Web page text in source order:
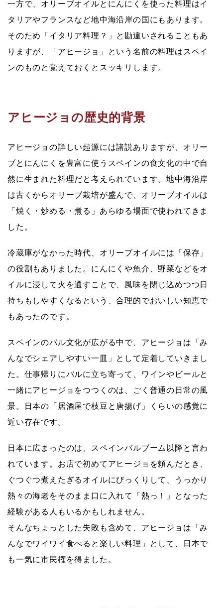
一方で、オリーブオイルとにんにくを使った料理はイ
タリアやフランスなど地中海沿岸の国にもあります。
そのため「イタリア料理？」と勘違いされることもあ
りますが、
「アヒージョ」という名前の料理はスペイ
ンのものと覚えておくとスッキリします。
アヒージョの歴史的背景
アヒージョの詳しい起源には諸説ありますが、 オリー
ブとにんにくを豊富に使うスペインの食文化の中で自
然に生まれた料理だと考えられています。地中海沿岸
は古くからオリーブ栽培が盛んで、オリーブオイルは
「焼く・炒める・煮る」あらゆる場面で使われてきま
した。
冷蔵庫がなかった時代、オリーブオイルには「保存」
の役割もありました。にんにくや魚介、野菜などをオ
イルに浸して火を通すことで、風味を閉じ込めつつ日
持ちもしやすくなるという、合理的でおいしい知恵で
もあったのです。
スペインのバル文化が広がる中で、アヒージョは 「み
んなでシェアしやすい一皿」 として定着していきまし
た。仕事帰りにバルに立ち寄って、ワインやビールと
一緒にアヒージョをつつくのは、ごく普通の日常の風
景。日本の「居酒屋で枝豆と唐揚げ」くらいの感覚に
近い存在です。
日本に広まったのは、スペインバルブーム以降と言わ
れています。お店で初めてアヒージョを頼んだとき、
ぐつぐつ煮えたぎるオイルにびっくりして、うっかり
熱々の海老をそのまま口に入れて「熱っ！」となった
経験がある人もいるかもしれません。
そんなちょっとした失敗も含めて、アヒージョは 「み
んなでワイワイ食べると楽しい料理」
として、日本で
も一気に市民権を得ました。